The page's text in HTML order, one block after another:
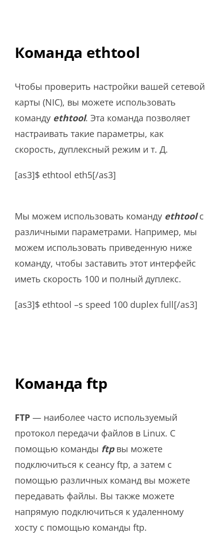
Команда ethtool
Чтобы проверить настройки вашей сетевой
карты (NIC), вы можете использовать
команду ethtool. Эта команда позволяет
настраивать такие параметры, как
скорость, дуплексный режим и т. Д.
[as3]$ ethtool eth5[/as3]
Мы можем использовать команду ethtoolс
различными параметрами. Например, мы
можем использовать приведенную ниже
команду, чтобы заставить этот интерфейс
иметь скорость 100 и полный дуплекс.
[as3]$ ethtool –s speed 100 duplex full[/as3]
Команда ftp
FTP — наиболее часто используемый
протокол передачи файлов в Linux. С
помощью команды ftpвы можете
подключиться к сеансу ftp, а затем с
помощью различных команд вы можете
передавать файлы. Вы также можете
напрямую подключиться к удаленному
хосту с помощью команды ftp.